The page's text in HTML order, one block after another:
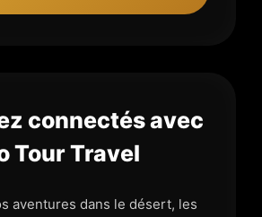
connectés avec
Tour Travel
aventures dans le désert, les